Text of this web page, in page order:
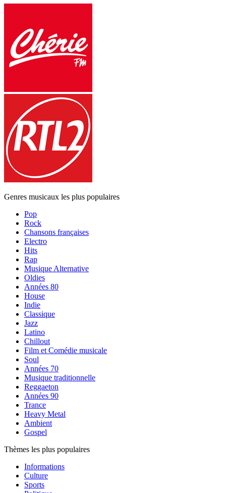
Genres musicaux les plus populaires
Pop
Rock
Chansons françaises
Electro
Hits
Rap
Musique Alternative
Oldies
Années 80
House
Indie
Classique
Jazz
Latino
Chillout
Film et Comédie musicale
Soul
Années 70
Musique traditionnelle
Reggaeton
Années 90
Trance
Heavy Metal
Ambient
Gospel
Thèmes les plus populaires
Informations
Culture
Sports